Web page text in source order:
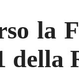
la
della